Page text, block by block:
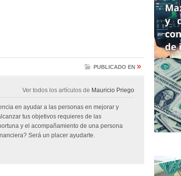
PUBLICADO EN »
Ver todos los artículos de Mauricio Priego
en ayudar a las personas en mejorar y
tus objetivos requieres de las
y el acompañamiento de una persona
Será un placer ayudarte.